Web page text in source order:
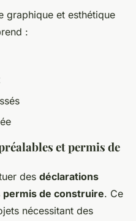
graphique et esthétique
:
et permis de
des déclarations
permis de construire. Ce
nécessitant des